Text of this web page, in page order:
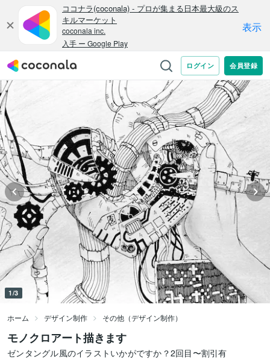
1/3
ホーム デザイン制作 その他（デザイン制作）
モノクロアート描きます
ゼンタングル風のイラストいかがですか？2回目〜割引有